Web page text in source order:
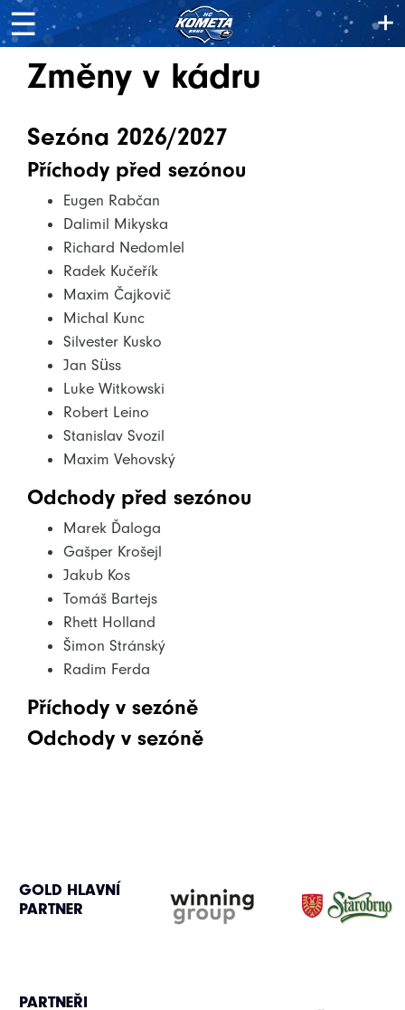
☰ +
Změny v kádru
Sezóna 2026/2027
Příchody před sezónou
Eugen Rabčan
Dalimil Mikyska
Richard Nedomlel
Radek Kučeřík
Maxim Čajkovič
Michal Kunc
Silvester Kusko
Jan Süss
Luke Witkowski
Robert Leino
Stanislav Svozil
Maxim Vehovský
Odchody před sezónou
Marek Ďaloga
Gašper Krošejl
Jakub Kos
Tomáš Bartejs
Rhett Holland
Šimon Stránský
Radim Ferda
Příchody v sezóně
Odchody v sezóně
GOLD HLAVNÍ
PARTNER
PARTNEŘI